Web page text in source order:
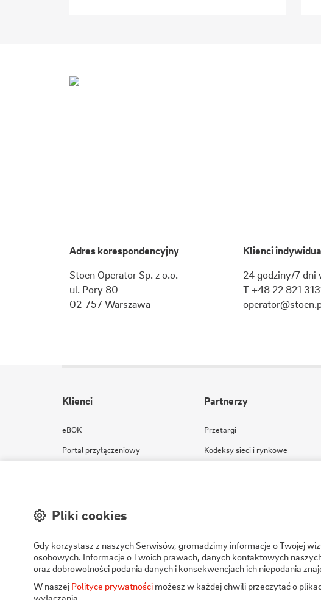
Adres korespondencyjny
Stoen Operator Sp. z o.o.
ul. Pory 80
02-757 Warszawa
Klienci
24 godziny/7 dni
T +48 22 821
Klienci
eBOK
Portal przyłączeniowy
Pogotowie energetyczne
Partnerzy
Przetargi
Kodeksy sieci i rynkowe
Pliki cookies
Gdy korzystasz z naszych Serwisów, gromadzimy informacje o Twojej
osobowych. Informacje o Twoich prawach, danych kontaktowych
oraz dobrowolności podania danych i konsekwencjach ich niepodania
W naszej Polityce prywatności możesz w każdej chwili przeczytać o
wyłączania.